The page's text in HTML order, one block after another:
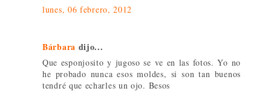
lunes, 06 febrero, 2012
Bárbara dijo...
Que esponjosito y jugoso se ve en las fotos. Yo no
he probado nunca esos moldes, si son tan buenos
tendré que echarles un ojo. Besos